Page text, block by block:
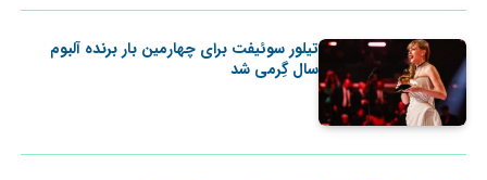
تیلور سوئیفت برای چهارمین بار برنده آلبوم
سال گِرمی شد